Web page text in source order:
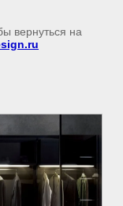
вернуться на